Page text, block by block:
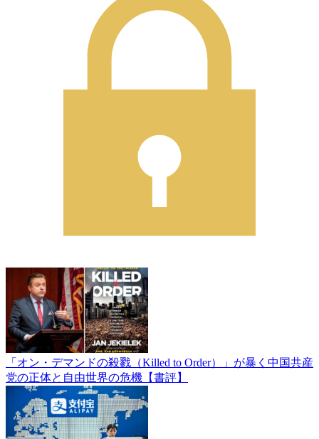
「オン・デマンドの殺戮（Killed to Order）」が暴く中国共産
党の正体と自由世界の危機【書評】